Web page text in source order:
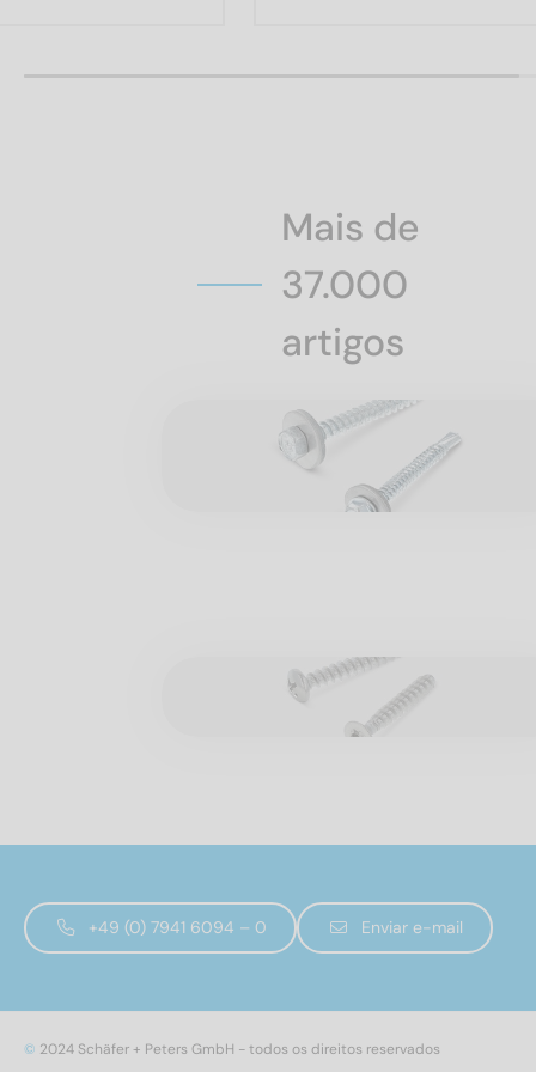
Mais de
37.000
artigos
+49 (0) 7941 6094 – 0 Enviar e-mail
© 2024 Schäfer + Peters GmbH - todos os direitos reservados